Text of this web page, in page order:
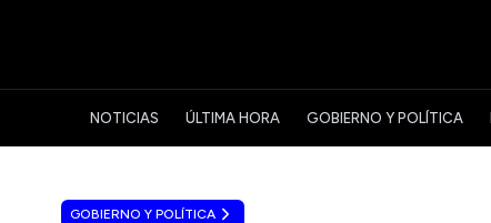
NOTICIAS ÚLTIMA HORA GOBIERNO Y POLÍTICA
GOBIERNO Y POLÍTICA